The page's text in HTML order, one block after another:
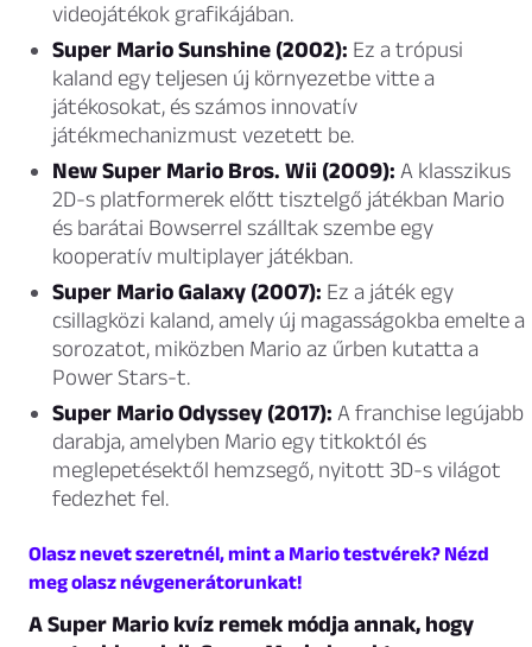
videojátékok grafikájában.
Super Mario Sunshine (2002): Ez a trópusi
kaland egy teljesen új környezetbe vitte a
játékosokat, és számos innovatív
játékmechanizmust vezetett be.
New Super Mario Bros. Wii (2009): A klasszikus
2D-s platformerek előtt tisztelgő játékban Mario
és barátai Bowserrel szálltak szembe egy
kooperatív multiplayer játékban.
Super Mario Galaxy (2007): Ez a játék egy
csillagközi kaland, amely új magasságokba emelte a
sorozatot, miközben Mario az űrben kutatta a
Power Stars-t.
Super Mario Odyssey (2017): A franchise legújabb
darabja, amelyben Mario egy titkoktól és
meglepetésektől hemzsegő, nyitott 3D-s világot
fedezhet fel.
Olasz nevet szeretnél, mint a Mario testvérek? Nézd
meg olasz névgenerátorunkat!
A Super Mario kvíz remek módja annak, hogy